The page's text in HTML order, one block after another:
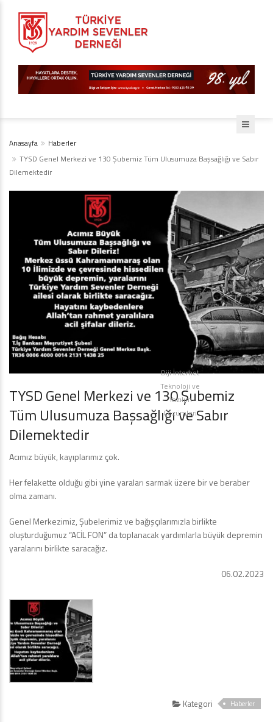
Anasayfa
Haberler
TYSD Genel Merkezi ve 130 Şubemiz Tüm Ulusumuza Başsağlığı ve Sabır
Dilemektedir
TYSD Genel Merkezi ve 130 Şubemiz
Tüm Ulusumuza Başsağlığı ve Sabır
Dilemektedir
Acımız büyük, kayıplarımız çok.
Her felakette olduğu gibi yine yaraları sarmak üzere bir ve beraber
olma zamanı.
Genel Merkezimiz, Şubelerimiz ve bağışçılarımızla birlikte
oluşturduğumuz “ACİL FON” da toplanacak yardımlarla büyük depremin
yaralarını birlikte saracağız.
06.02.2023
Kategori Haberler
Diji İnternet
Teknoloji ve
Yazılım
Çözümleri